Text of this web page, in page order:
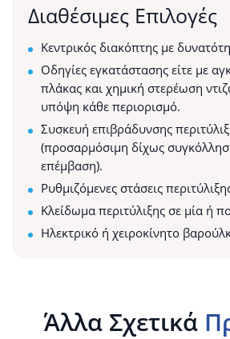
Διαθέσιμες Επιλογές
Κεντρικός διακόπτης με
Οδηγίες εγκατάστασης είτε με
πλάκας και χημική στερέωση
υπόψη κάθε περιορισμό.
Συσκευή επιβράδυνσης
(προσαρμόσιμη δίχως
επέμβαση).
Ρυθμιζόμενες στάσεις
Κλείδωμα περιτύλιξης σε μία ή
Ηλεκτρικό ή χειροκίνητο
Άλλα Σχετικά